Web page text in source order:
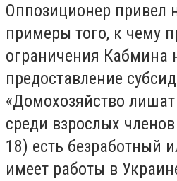
Оппозиционер привел
примеры того, к чему
ограничения Кабмина
предоставление
«Домохозяйство
среди взрослых
18) есть безработный
имеет работы в